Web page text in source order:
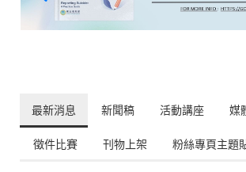
最新消息 新聞稿 活動講座 媒
徵件比賽 刊物上架 粉絲專頁主題